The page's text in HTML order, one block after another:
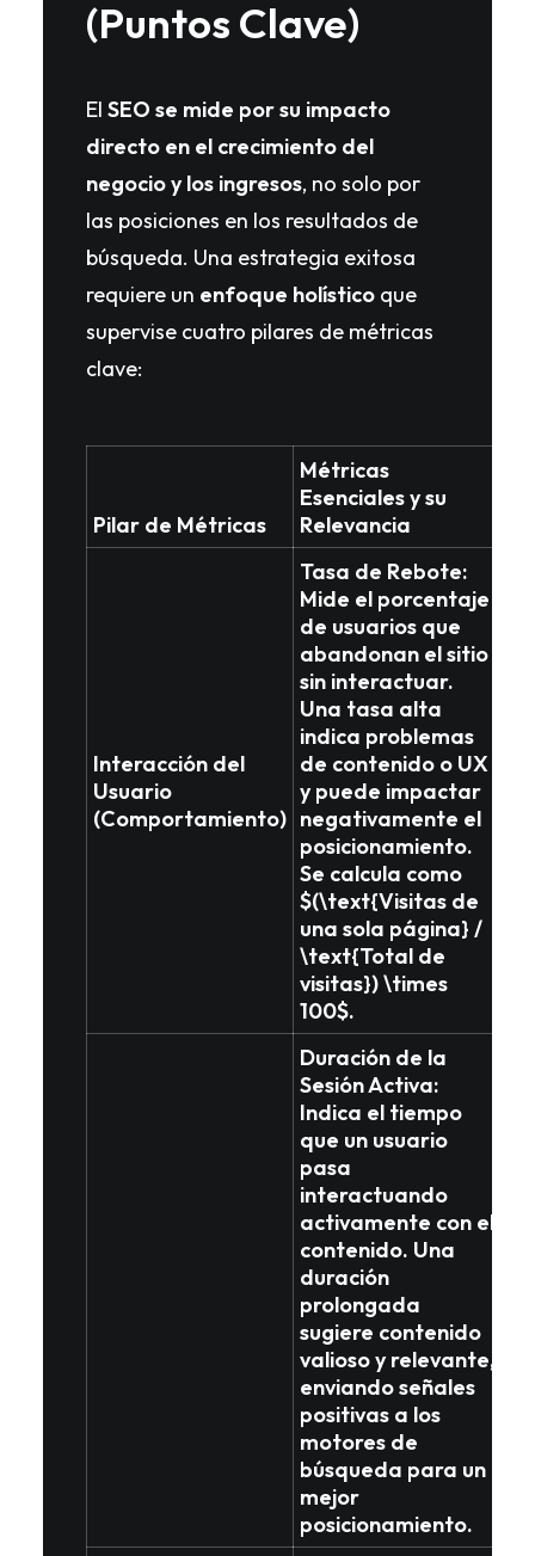
(Puntos Clave)
El SEO se mide por su impacto
directo en el crecimiento del
negocio y los ingresos, no solo por
las posiciones en los resultados de
búsqueda. Una estrategia exitosa
requiere un enfoque holístico que
supervise cuatro pilares de métricas
clave:
Pilar de Métricas
Métricas
Esenciales y su
Relevancia
Interacción del
Usuario
(Comportamiento)
Tasa de Rebote:
Mide el porcentaje
de usuarios que
abandonan el sitio
sin interactuar.
Una tasa alta
indica problemas
de contenido o UX
y puede impactar
negativamente el
posicionamiento.
Se calcula como
$(\text{Visitas de
una sola página} /
\text{Total de
visitas}) \times
100$.
Duración de la
Sesión Activa:
Indica el tiempo
que un usuario
pasa
interactuando
activamente con el
contenido. Una
duración
prolongada
sugiere contenido
valioso y relevante,
enviando señales
positivas a los
motores de
búsqueda para un
mejor
posicionamiento.